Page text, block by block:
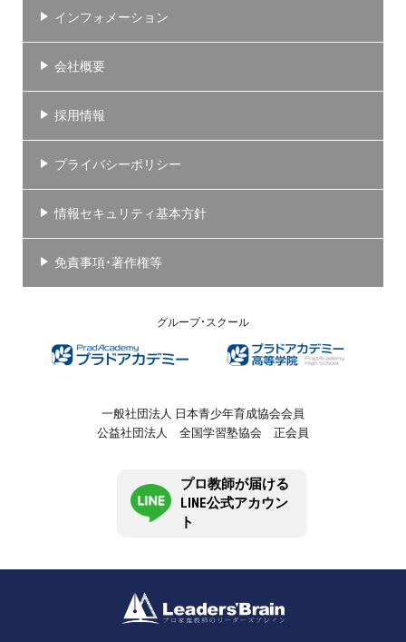
インフォメーション
会社概要
採用情報
プライバシーポリシー
情報セキュリティ基本方針
免責事項・著作権等
グループ・スクール
一般社団法人 日本青少年育成協会会員
公益社団法人 全国学習塾協会 正会員
プロ教師が届ける
LINE公式アカウン
ト